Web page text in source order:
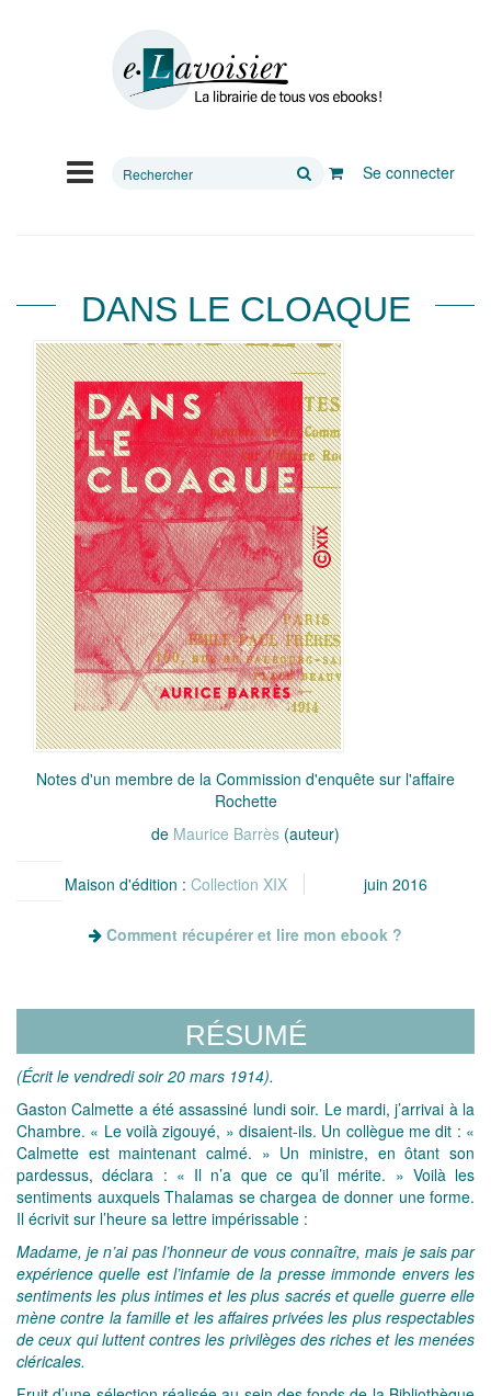
Rechercher
Se connecter
DANS LE CLOAQUE
Notes d'un membre de la Commission d'enquête sur l'affaire
Rochette
de Maurice Barrès (auteur)
Maison d'édition : Collection XIX juin 2016
Comment récupérer et lire mon ebook ?
RÉSUMÉ
(Écrit le vendredi soir 20 mars 1914).
Gaston Calmette a été assassiné lundi soir. Le mardi, j’arrivai à la
Chambre. « Le voilà zigouyé, » disaient-ils. Un collègue me dit : «
Calmette est maintenant calmé. » Un ministre, en ôtant son
pardessus, déclara : « Il n’a que ce qu’il mérite. » Voilà les
sentiments auxquels Thalamas se chargea de donner une forme.
Il écrivit sur l’heure sa lettre impérissable :
Madame, je n’ai pas l’honneur de vous connaître, mais je sais par
expérience quelle est l’infamie de la presse immonde envers les
sentiments les plus intimes et les plus sacrés et quelle guerre elle
mène contre la famille et les affaires privées les plus respectables
de ceux qui luttent contres les privilèges des riches et les menées
cléricales.